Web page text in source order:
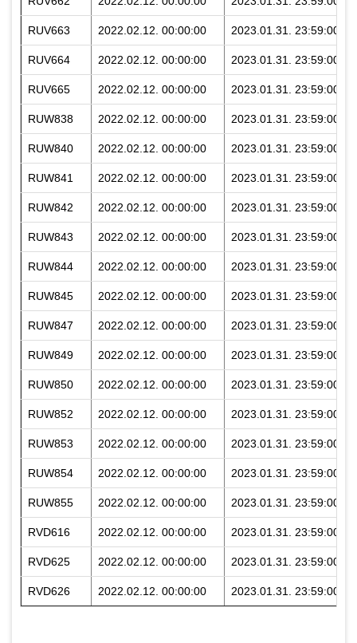
RUV663 2022.02.12. 00:00:00 2023.01.31. 23:59:00
RUV664 2022.02.12. 00:00:00 2023.01.31. 23:59:00
RUV665 2022.02.12. 00:00:00 2023.01.31. 23:59:00
RUW838 2022.02.12. 00:00:00 2023.01.31. 23:59:00
RUW840 2022.02.12. 00:00:00 2023.01.31. 23:59:00
RUW841 2022.02.12. 00:00:00 2023.01.31. 23:59:00
RUW842 2022.02.12. 00:00:00 2023.01.31. 23:59:00
RUW843 2022.02.12. 00:00:00 2023.01.31. 23:59:00
RUW844 2022.02.12. 00:00:00 2023.01.31. 23:59:00
RUW845 2022.02.12. 00:00:00 2023.01.31. 23:59:00
RUW847 2022.02.12. 00:00:00 2023.01.31. 23:59:00
RUW849 2022.02.12. 00:00:00 2023.01.31. 23:59:00
RUW850 2022.02.12. 00:00:00 2023.01.31. 23:59:00
RUW852 2022.02.12. 00:00:00 2023.01.31. 23:59:00
RUW853 2022.02.12. 00:00:00 2023.01.31. 23:59:00
RUW854 2022.02.12. 00:00:00 2023.01.31. 23:59:00
RUW855 2022.02.12. 00:00:00 2023.01.31. 23:59:00
RVD616 2022.02.12. 00:00:00 2023.01.31. 23:59:00
RVD625 2022.02.12. 00:00:00 2023.01.31. 23:59:00
RVD626 2022.02.12. 00:00:00 2023.01.31. 23:59:00